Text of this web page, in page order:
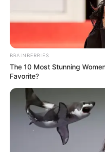
BRAINBERRIES
The 10 Most Stunning
Favorite?